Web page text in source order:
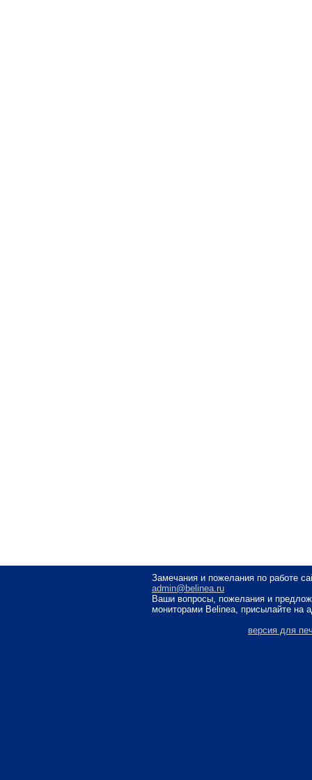
Замечания и пожелания по работе
admin@belinea.ru
Ваши вопросы, пожелания и
мониторами Belinea, присылайте на
версия для